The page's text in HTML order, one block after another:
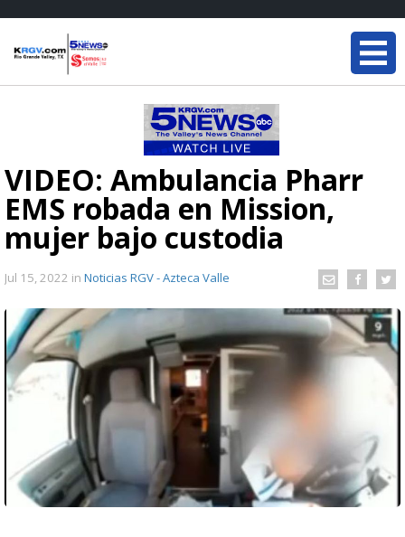
VIDEO: Ambulancia Pharr
EMS robada en Mission,
mujer bajo custodia
Jul 15, 2022 in Noticias RGV - Azteca Valle